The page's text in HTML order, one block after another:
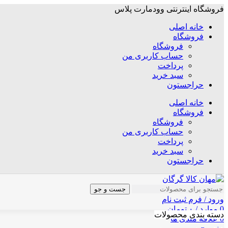
فروشگاه اینترنتی وودمارت پلاس
خانه اصلی
فروشگاه
فروشگاه
حساب کاربری من
پرداخت
سبد خرید
حراجستون
خانه اصلی
فروشگاه
فروشگاه
حساب کاربری من
پرداخت
سبد خرید
حراجستون
جست و جو
ورود / فرم ثبت نام
0 موارد / ۰ تومان
0 علاقه مندی ها
دسته بندی محصولات